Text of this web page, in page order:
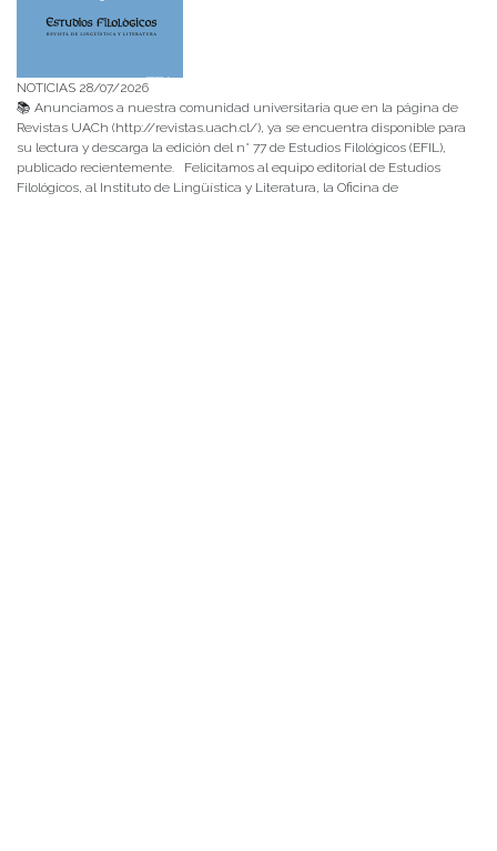
NOTICIAS 28/07/2026
📚 Anunciamos a nuestra comunidad universitaria que en la página de
Revistas UACh (http://revistas.uach.cl/), ya se encuentra disponible para
su lectura y descarga la edición del n° 77 de Estudios Filológicos (EFIL),
publicado recientemente. Felicitamos al equipo editorial de Estudios
Filológicos, al Instituto de Lingüística y Literatura, la Oficina de